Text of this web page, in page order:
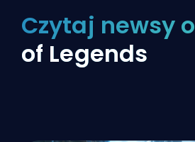
Czytaj newsy o
of Legends